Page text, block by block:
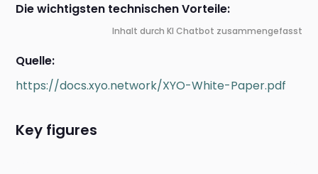
Die wichtigsten technischen Vorteile:
Inhalt durch KI Chatbot zusammengefasst
Quelle:
https://docs.xyo.network/XYO-White-Paper.pdf
Key figures